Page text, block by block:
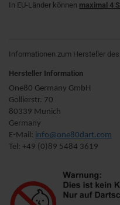
In EU-Länder können maximal 4
Informationen zum Hersteller
Hersteller Information
One80 Germany GmbH
Gollierstr. 70
80339 Munich
Germany
E-Mail: info@one80dart.com
Tel: +49 (0)89 5484 3619